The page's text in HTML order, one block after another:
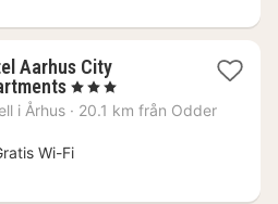
Aarhus City
1
natt
1032
kr.
, 3 Stjärnor
i Århus · 20.1 km från Odder
Wi-Fi